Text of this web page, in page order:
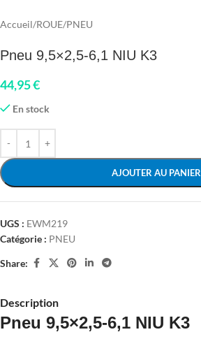
Accueil/ROUE/PNEU
Pneu 9,5×2,5-6,1 NIU K3
44,95€
En stock
AJOUTER AU PANIER
UGS : EWM219
Catégorie : PNEU
Share:
Description
Pneu 9,5×2,5-6,1 NIU K3